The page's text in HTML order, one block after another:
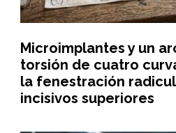
Microimplantes y un
torsión de cuatro
la fenestración
incisivos superiores